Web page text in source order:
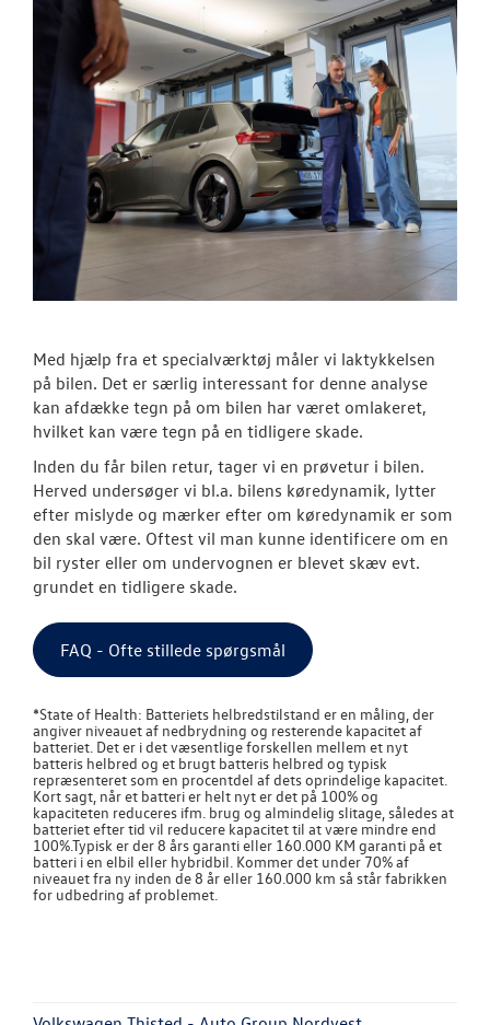
Med hjælp fra et specialværktøj måler vi laktykkelsen
på bilen. Det er særlig interessant for denne analyse
kan afdække tegn på om bilen har været omlakeret,
hvilket kan være tegn på en tidligere skade.
Inden du får bilen retur, tager vi en prøvetur i bilen.
Herved undersøger vi bl.a. bilens køredynamik, lytter
efter mislyde og mærker efter om køredynamik er som
den skal være. Oftest vil man kunne identificere om en
bil ryster eller om undervognen er blevet skæv evt.
grundet en tidligere skade.
FAQ - Ofte stillede spørgsmål
*State of Health: Batteriets helbredstilstand er en måling, der
angiver niveauet af nedbrydning og resterende kapacitet af
batteriet. Det er i det væsentlige forskellen mellem et nyt
batteris helbred og et brugt batteris helbred og typisk
repræsenteret som en procentdel af dets oprindelige kapacitet.
Kort sagt, når et batteri er helt nyt er det på 100% og
kapaciteten reduceres ifm. brug og almindelig slitage, således at
batteriet efter tid vil reducere kapacitet til at være mindre end
100%.Typisk er der 8 års garanti eller 160.000 KM garanti på et
batteri i en elbil eller hybridbil. Kommer det under 70% af
niveauet fra ny inden de 8 år eller 160.000 km så står fabrikken
for udbedring af problemet.